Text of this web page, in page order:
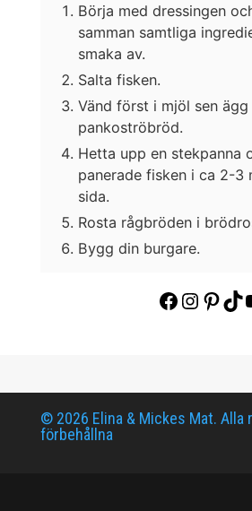
Börja med dressingen
samman samtliga
smaka av.
Salta fisken.
Vänd först i mjöl sen
pankoströbröd.
Hetta upp en stekpanna
panerade fisken i ca 2-3
sida.
Rosta rågbröden i
Bygg din burgare.
Facebook
© 2026 Elina & Mickes Mat. Alla
förbehållna